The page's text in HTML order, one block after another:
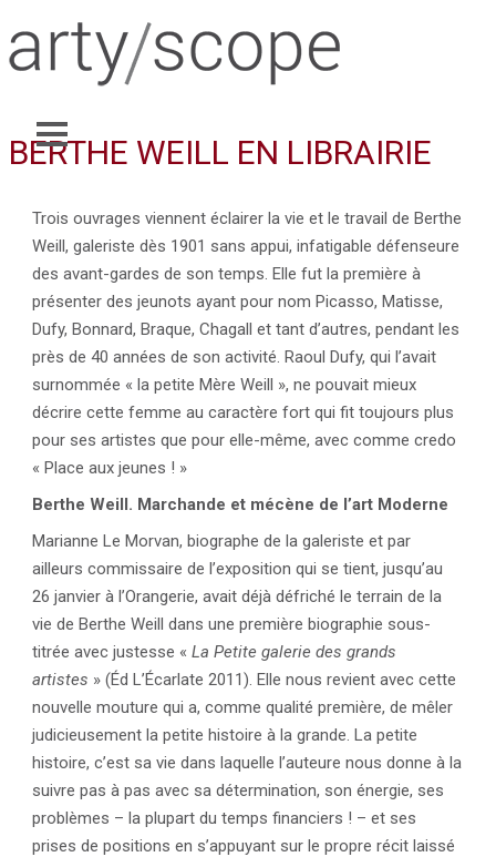
BERTHE WEILL EN LIBRAIRIE
Trois ouvrages viennent éclairer la vie et le travail de Berthe
Weill, galeriste dès 1901 sans appui, infatigable défenseure
des avant-gardes de son temps. Elle fut la première à
présenter des jeunots ayant pour nom Picasso, Matisse,
Dufy, Bonnard, Braque, Chagall et tant d’autres, pendant les
près de 40 années de son activité. Raoul Dufy, qui l’avait
surnommée « la petite Mère Weill », ne pouvait mieux
décrire cette femme au caractère fort qui fit toujours plus
pour ses artistes que pour elle-même, avec comme credo
« Place aux jeunes ! »
Berthe Weill. Marchande et mécène de l’art Moderne
Marianne Le Morvan, biographe de la galeriste et par
ailleurs commissaire de l’exposition qui se tient, jusqu’au
26 janvier à l’Orangerie, avait déjà défriché le terrain de la
vie de Berthe Weill dans une première biographie sous-
titrée avec justesse « La Petite galerie des grands
artistes » (Éd L’Écarlate 2011). Elle nous revient avec cette
nouvelle mouture qui a, comme qualité première, de mêler
judicieusement la petite histoire à la grande. La petite
histoire, c’est sa vie dans laquelle l’auteure nous donne à la
suivre pas à pas avec sa détermination, son énergie, ses
problèmes – la plupart du temps financiers ! – et ses
prises de positions en s’appuyant sur le propre récit laissé